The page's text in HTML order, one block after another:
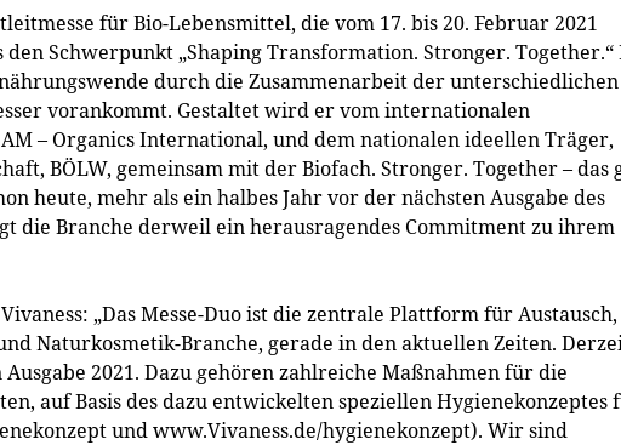
für Bio-Lebensmittel, die vom 17. bis 20. Februar 2021
Schwerpunkt „Shaping Transformation. Stronger. Together.“
durch die Zusammenarbeit der unterschiedlichen
vorankommt. Gestaltet wird er vom internationalen
– Organics International, und dem nationalen ideellen Träger,
BÖLW, gemeinsam mit der Biofach. Stronger. Together – das
heute, mehr als ein halbes Jahr vor der nächsten Ausgabe des
die Branche derweil ein herausragendes Commitment zu ihrem
„Das Messe-Duo ist die zentrale Plattform für Austausch,
Naturkosmetik-Branche, gerade in den aktuellen Zeiten.
2021. Dazu gehören zahlreiche Maßnahmen für die
auf Basis des dazu entwickelten speziellen Hygienekonzeptes
und www.Vivaness.de/hygienekonzept). Wir sind